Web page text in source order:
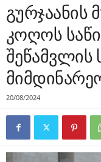
გურჯაანის
კოღოს
შეწამვლის
20/08/2024